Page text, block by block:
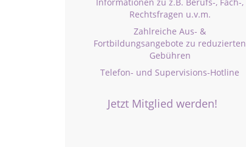
Rechtsfragen u.v.m.
Zahlreiche Aus- &
Fortbildungsangebote zu reduzierten
Gebühren
Telefon- und Supervisions-Hotline
Jetzt Mitglied werden!